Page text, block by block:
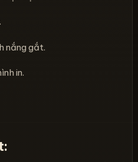
nắng gắt.
in.